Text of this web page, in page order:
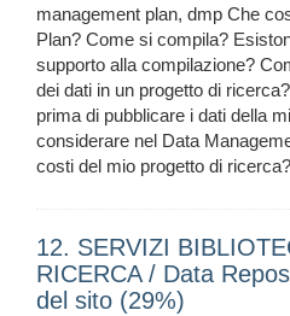
management plan, dmp Che
Plan? Come si compila?
supporto alla compilazione?
dei dati in un progetto di
prima di pubblicare i dati della
considerare nel Data
costi del mio progetto di
12. SERVIZI
RICERCA / Data
del sito (29%)